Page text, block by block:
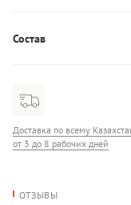
Декор: логотип
Состав
Доставка по всему
от 3 до 8 рабочих дней
ОТЗЫВЫ